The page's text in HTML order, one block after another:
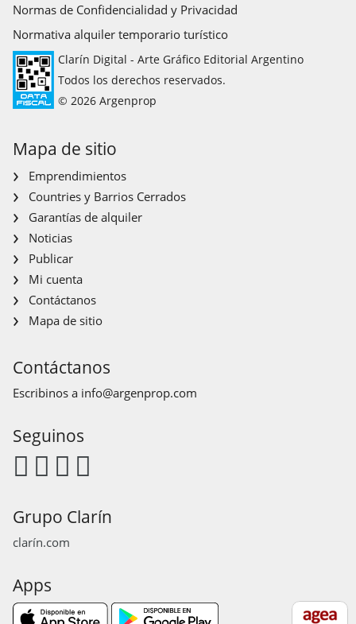
Normas de Confidencialidad y Privacidad
Normativa alquiler temporario turístico
Clarín Digital - Arte Gráfico Editorial Argentino
Todos los derechos reservados.
© 2026 Argenprop
Mapa de sitio
Emprendimientos
Countries y Barrios Cerrados
Garantías de alquiler
Noticias
Publicar
Mi cuenta
Contáctanos
Mapa de sitio
Contáctanos
Escribinos a info@argenprop.com
Seguinos
Grupo Clarín
clarín.com
Apps